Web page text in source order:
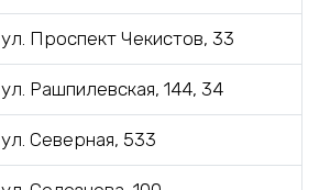
ул. Проспект Чекистов, 33
ул. Рашпилевская, 144, 34
ул. Северная, 533